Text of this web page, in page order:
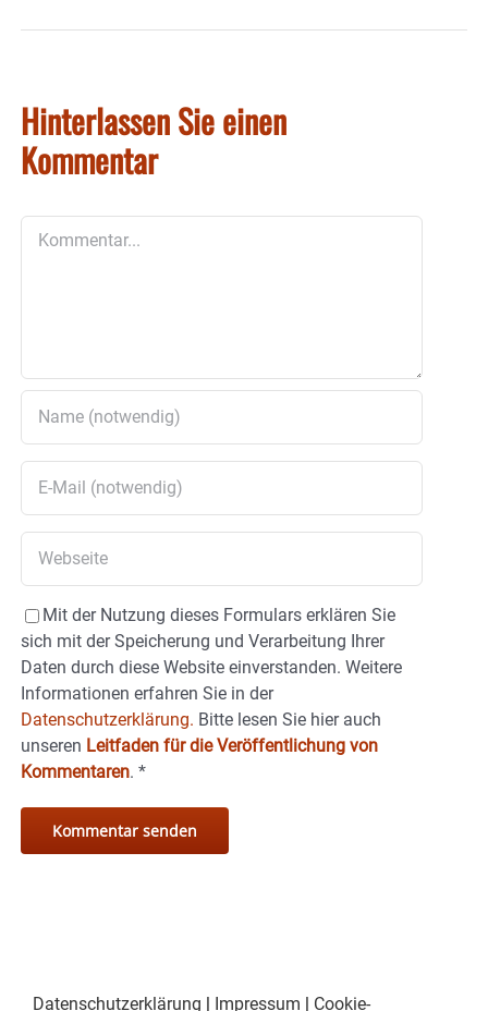
Hinterlassen Sie einen
Kommentar
Mit der Nutzung dieses Formulars erklären Sie
sich mit der Speicherung und Verarbeitung Ihrer
Daten durch diese Website einverstanden. Weitere
Informationen erfahren Sie in der
Datenschutzerklärung. Bitte lesen Sie hier auch
unseren Leitfaden für die Veröffentlichung von
Kommentaren. *
Datenschutzerklärung | Impressum | Cookie-